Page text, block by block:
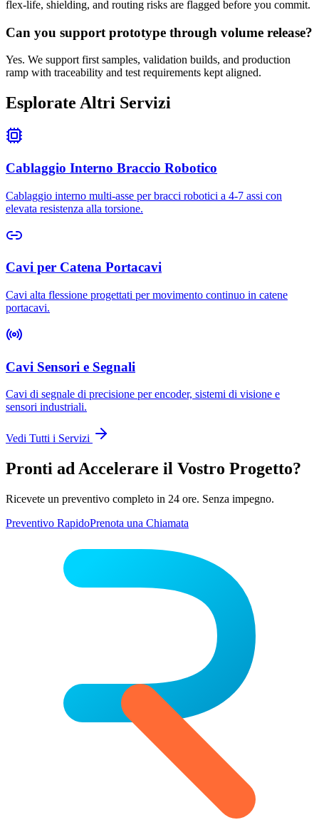
flex-life, shielding, and routing risks are flagged before you commit.
Can you support prototype through volume release?
Yes. We support first samples, validation builds, and production
ramp with traceability and test requirements kept aligned.
Esplorate Altri Servizi
Cablaggio Interno Braccio Robotico
Cablaggio interno multi-asse per bracci robotici a 4-7 assi con
elevata resistenza alla torsione.
Cavi per Catena Portacavi
Cavi alta flessione progettati per movimento continuo in catene
portacavi.
Cavi Sensori e Segnali
Cavi di segnale di precisione per encoder, sistemi di visione e
sensori industriali.
Vedi Tutti i Servizi
Pronti ad Accelerare il Vostro Progetto?
Ricevete un preventivo completo in 24 ore. Senza impegno.
Preventivo RapidoPrenota una Chiamata